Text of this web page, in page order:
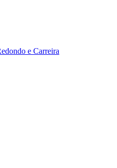
e Carreira